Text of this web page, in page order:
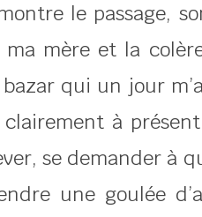
le passage,
mère et la
qui un jour
à
se demander à
une goulée